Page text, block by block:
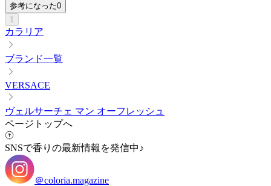
参考になった0
1
カラリア
ブランド一覧
VERSACE
ヴェルサーチェ マン オーフレッシュ
ページトップへ
SNSで香りの最新情報を発信中♪
＠coloria.magazine